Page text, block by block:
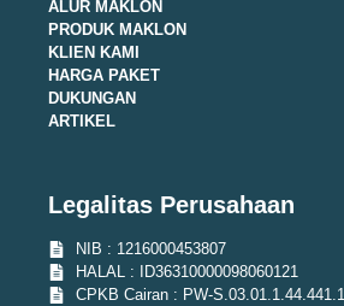
ALUR MAKLON
PRODUK MAKLON
KLIEN KAMI
HARGA PAKET
DUKUNGAN
ARTIKEL
Legalitas Perusahaan
NIB : 1216000453807
HALAL : ID36310000098060121
CPKB Cairan : PW-